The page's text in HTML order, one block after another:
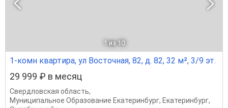
1 из 10
1-комн квартира, ул Восточная, 82, д. 82, 32 м², 3/9 эт.
29 999 ₽ в месяц
Свердловская область,
Муниципальное Образование Екатеринбург, Екатеринбург,